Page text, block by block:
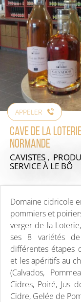
APPELER
Cave de la
Normande
CAVISTES ,
SERVICEÀ LE BÔ
Domaine cidricole
pommiers et
verger de la
ses 8 variétés
différentes étapes
et les apéritifs au
(Calvados,
Cidres, Poiré, Jus
Cidre, Gelée de